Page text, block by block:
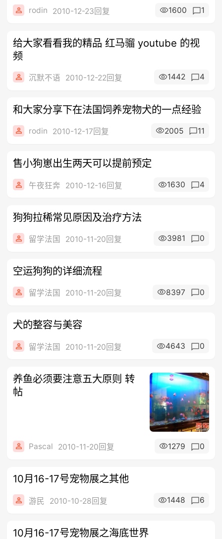
rodin 2010-12-23回复 1600 1
给大家看看我的精品 红马骝 youtube 的视
频
沉默不语 2010-12-22回复 1442 4
和大家分享下在法国饲养宠物犬的一点经验
rodin 2010-12-17回复 2005 11
售小狗崽出生两天可以提前预定
午夜狂奔 2010-12-16回复 1630 4
狗狗拉稀常见原因及治疗方法
留学法国 2010-11-20回复 3981 0
空运狗狗的详细流程
留学法国 2010-11-20回复 8397 0
犬的整容与美容
留学法国 2010-11-20回复 4643 0
养鱼必须要注意五大原则 转
帖
Pascal 2010-11-20回复 1279 0
10月16-17号宠物展之其他
游民 2010-10-28回复 1448 6
10月16-17号宠物展之海底世界